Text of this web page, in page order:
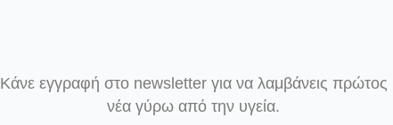
Κάνε εγγραφή στο newsletter για να λαμβάνεις πρώτος
νέα γύρω από την υγεία.